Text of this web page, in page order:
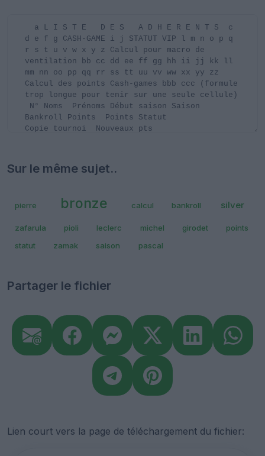
Sur le même sujet..
pierre bronze calcul bankroll silver
zafarula pioli leclerc michel girodet
points
statut
zamak saison pascal
Partager le fichier
Lien court vers la page de téléchargement du fichier: